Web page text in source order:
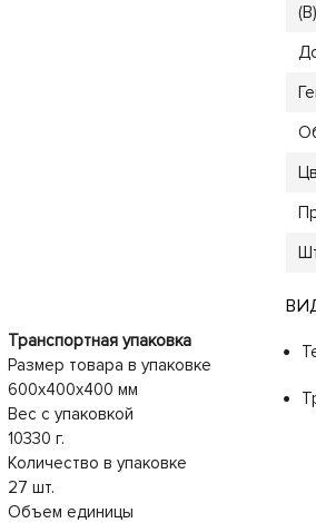
(B)
Транспортная упаковка
Размер товара в упаковке
600x400x400 мм
Вес с упаковкой
10330 г.
Количество в упаковке
27 шт.
Объем единицы